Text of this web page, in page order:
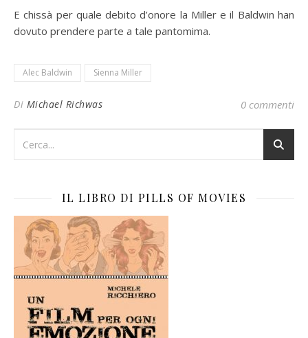
E chissà per quale debito d’onore la Miller e il Baldwin han
dovuto prendere parte a tale pantomima.
Alec Baldwin Sienna Miller
Di Michael Richwas 0 commenti
IL LIBRO DI PILLS OF MOVIES